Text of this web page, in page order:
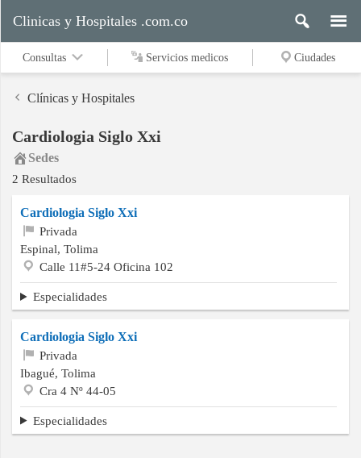
medicos
Ciudades
Buscar
Contacto
Clinicas y Hospitales .com.co
Consultas Servicios medicos Ciudades
Clínicas y Hospitales
Cardiologia Siglo Xxi
Sedes
2 Resultados
Cardiologia Siglo Xxi
Privada
Espinal, Tolima
Calle 11#5-24 Oficina 102
Especialidades
Cardiologia Siglo Xxi
Privada
Ibagué, Tolima
Cra 4 Nº 44-05
Especialidades